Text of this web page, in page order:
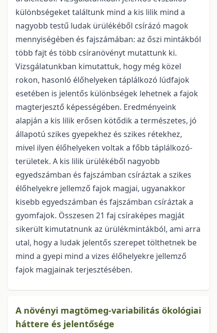
különbségeket találtunk mind a kis lilik mind a
nagyobb testű ludak ürülékéből csírázó magok
mennyiségében és fajszámában: az őszi mintákból
több fajt és több csíranövényt mutattunk ki.
Vizsgálatunkban kimutattuk, hogy még közel
rokon, hasonló élőhelyeken táplálkozó lúdfajok
esetében is jelentős különbségek lehetnek a fajok
magterjesztő képességében. Eredményeink
alapján a kis lilik erősen kötődik a természetes, jó
állapotú szikes gyepekhez és szikes rétekhez,
mivel ilyen élőhelyeken voltak a főbb táplálkozó-
területek. A kis lilik ürülékéből nagyobb
egyedszámban és fajszámban csíráztak a szikes
élőhelyekre jellemző fajok magjai, ugyanakkor
kisebb egyedszámban és fajszámban csíráztak a
gyomfajok. Összesen 21 faj csíraképes magját
sikerült kimutatnunk az ürülékmintákból, ami arra
utal, hogy a ludak jelentős szerepet tölthetnek be
mind a gyepi mind a vizes élőhelyekre jellemző
fajok magjainak terjesztésében.
A növényi magtömeg-variabilitás ökológiai
háttere és jelentősége